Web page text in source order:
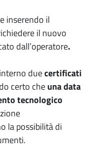
inserendo il
il nuovo
dall’operatore.
duecertificati
certo cheuna data
tecnologico
la possibilità di